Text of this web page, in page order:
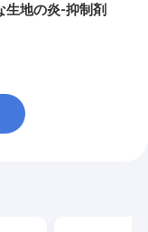
生地の炎-抑制剤